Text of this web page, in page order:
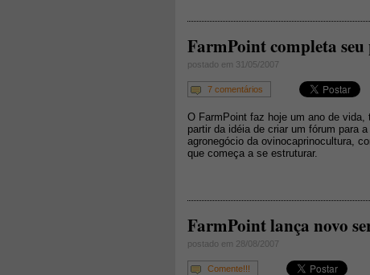
FarmPoint completa
postado em 31/05/2007
7 comentários
O FarmPoint faz hoje um ano de
partir da idéia de criar um fórum para
agronegócio da ovinocaprinocultura,
que começa a se estruturar.
FarmPoint lança novo
postado em 28/08/2007
Comente!!!